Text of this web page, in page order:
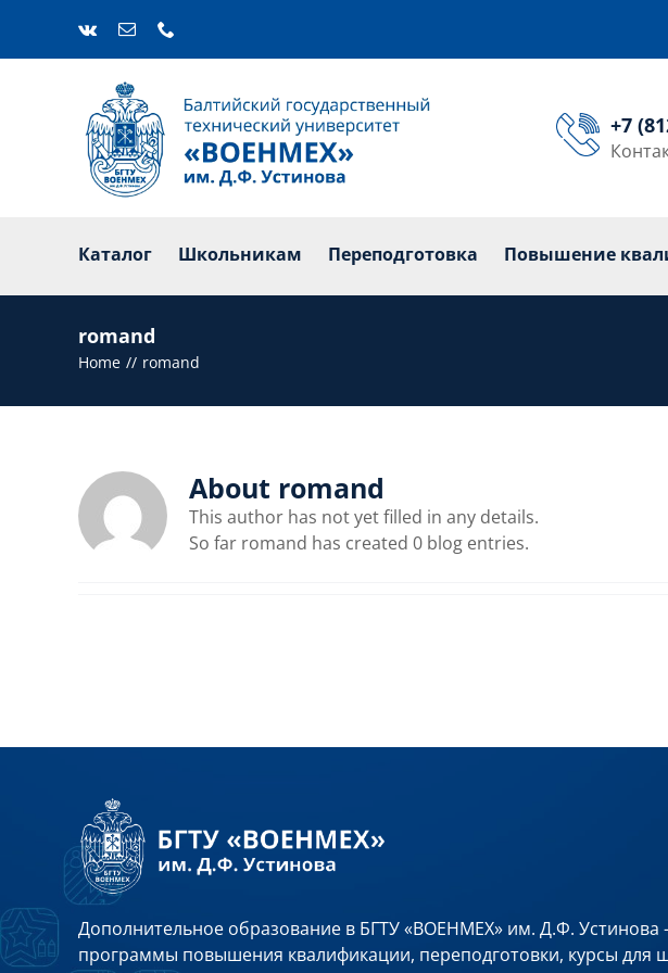
content
+7
Каталог Школьникам Переподготовка Повышение
Школьникам
romand
Home romand
About romand
This author has not yet filled in any details.
So far romand has created 0 blog entries.
Дополнительное образование в БГТУ «ВОЕНМЕХ» им. Д.Ф.
программы повышения квалификации, переподготовки, курсы для